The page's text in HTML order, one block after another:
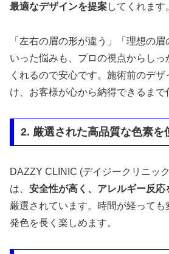
最適なデザインを提案してくれます
「左右の眉の形が違う」「理想の
いった悩みも、プロの視点からしっ
くれるので安心です。施術前のデ
け、お客様が心から納得できるまで
2. 厳選された高品質な色素を
DAZZY CLINIC (デイジークリニッ
は、 安全性が高く、アレルギー反応
厳選されています。時間が経って
発色を長く楽しめます。